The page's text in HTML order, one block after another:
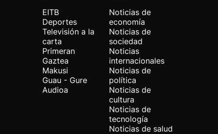
EITB
Deportes
Televisión a la
carta
Primeran
Gaztea
Makusi
Guau - Gure
Audioa
Noticias de
economía
Noticias de
sociedad
Noticias
internacionales
Noticias de
política
Noticias de
cultura
Noticias de
tecnología
Noticias de salud